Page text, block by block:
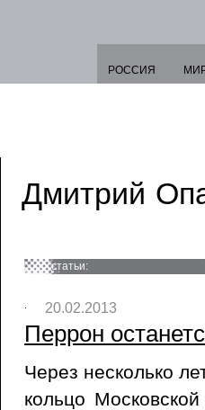
РОССИЯ
Дмитрий
статьи:
20.02.2013
Перрон
Через несколько
кольцо